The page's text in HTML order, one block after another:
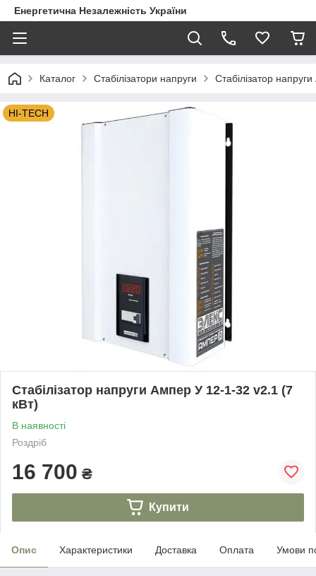
Енергетична Незалежність України
Каталог Стабілізатори напруги Стабілізатор
HI-TECH
Стабілізатор напруги Ампер У 12-1-32 v2.1 (7
кВт)
В наявності
Роздріб
16 700 ₴
Купити
Опис Характеристики Доставка Оплата Умови